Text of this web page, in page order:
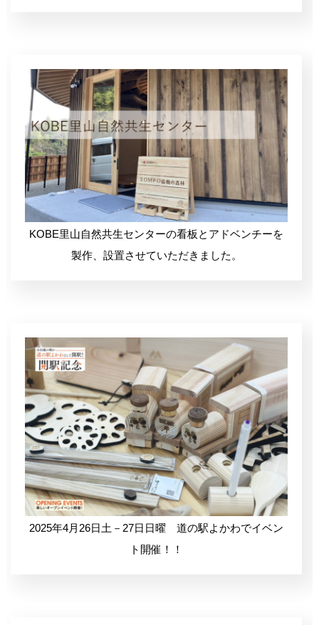
設計事務所の方
樹木・支障木でお困りの方
KOBE里山自然共生センターの看板とアドベンチーを
製作、設置させていただきました。
2025年4月26日土－27日日曜 道の駅よかわでイベン
ト開催！！